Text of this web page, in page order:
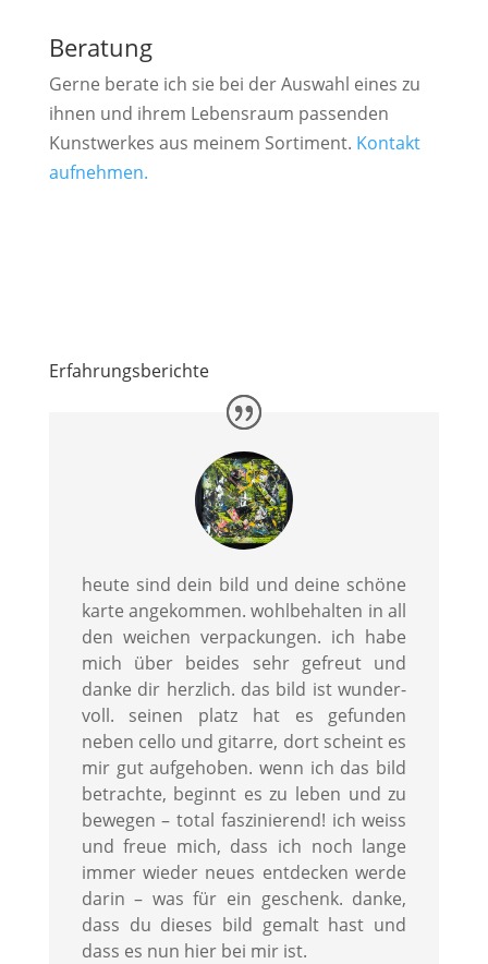
Beratung
Gerne berate ich sie bei der Auswahl eines zu
ihnen und ihrem Lebensraum passenden
Kunstwerkes aus meinem Sortiment. Kontakt
aufnehmen.
Erfahrungsberichte
heute sind dein bild und deine schöne
karte angekommen. wohlbehalten in all
den weichen verpackungen. ich habe
mich über beides sehr gefreut und
danke dir herzlich. das bild ist wunder-
voll. seinen platz hat es gefunden
neben cello und gitarre, dort scheint es
mir gut aufgehoben. wenn ich das bild
betrachte, beginnt es zu leben und zu
bewegen – total faszinierend! ich weiss
und freue mich, dass ich noch lange
immer wieder neues entdecken werde
darin – was für ein geschenk. danke,
dass du dieses bild gemalt hast und
dass es nun hier bei mir ist.